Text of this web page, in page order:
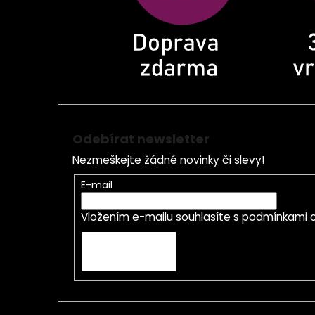
Odebírat newsletter
Nezmeškejte žádné novinky či slevy!
E-mail
Vložením e-mailu souhlasíte s podmínkami